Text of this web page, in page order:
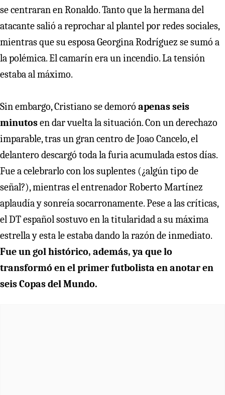
se centraran en Ronaldo. Tanto que la hermana del
atacante salió a reprochar al plantel por redes sociales,
mientras que su esposa Georgina Rodríguez se sumó a
la polémica. El camarín era un incendio. La tensión
estaba al máximo.
Sin embargo, Cristiano se demoró apenas seis
minutosen dar vuelta la situación. Con un derechazo
imparable, tras un gran centro de Joao Cancelo, el
delantero descargó toda la furia acumulada estos días.
Fue a celebrarlo con los suplentes (¿algún tipo de
señal?), mientras el entrenador Roberto Martínez
aplaudía y sonreía socarronamente. Pese a las críticas,
el DT español sostuvo en la titularidad a su máxima
estrella y esta le estaba dando la razón de inmediato.
Fue un gol histórico, además, ya que lo
transformó en el primer futbolista en anotar en
seis Copas del Mundo.